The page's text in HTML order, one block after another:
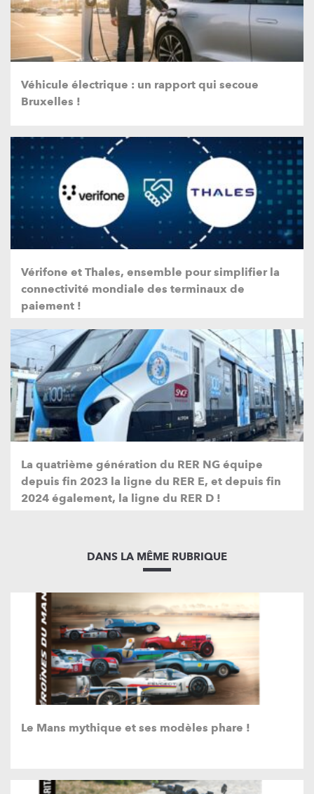
Véhicule électrique : un rapport qui secoue
Bruxelles !
Vérifone et Thales, ensemble pour simplifier la
connectivité mondiale des terminaux de
paiement !
La quatrième génération du RER NG équipe
depuis fin 2023 la ligne du RER E, et depuis fin
2024 également, la ligne du RER D !
DANS LA MÊME RUBRIQUE
Le Mans mythique et ses modèles phare !